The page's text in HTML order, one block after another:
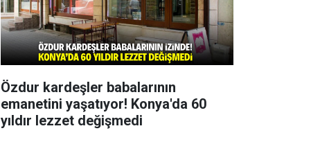
Özdur kardeşler babalarının
emanetini yaşatıyor! Konya'da 60
yıldır lezzet değişmedi